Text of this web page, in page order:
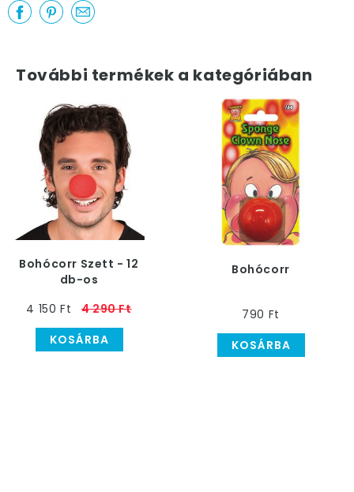
További termékek a kategóriában
Bohócorr Szett - 12
db-os
4 150 Ft
4 290 Ft
KOSÁRBA
Bohócorr
790 Ft
KOSÁRBA